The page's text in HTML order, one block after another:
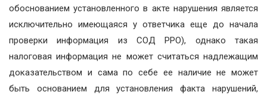
обоснованием установленного в акте нарушения является
исключительно имеющаяся у ответчика еще до начала
проверки информация из СОД РРО), однако такая
налоговая информация не может считаться надлежащим
доказательством и сама по себе ее наличие не может
быть основанием для установления факта нарушений,